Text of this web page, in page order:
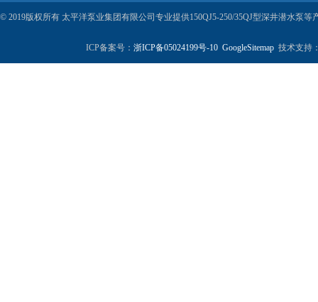
© 2019版权所有 太平洋泵业集团有限公司专业提供150QJ5-250/35QJ型深井潜水泵
ICP备案号： 浙ICP备05024199号-10 GoogleSitemap技术支持